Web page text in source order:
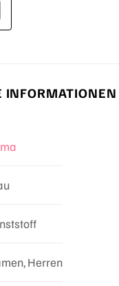
INFORMATIONEN
Herren